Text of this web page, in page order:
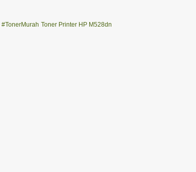
#TonerMurah Toner Printer HP M528dn